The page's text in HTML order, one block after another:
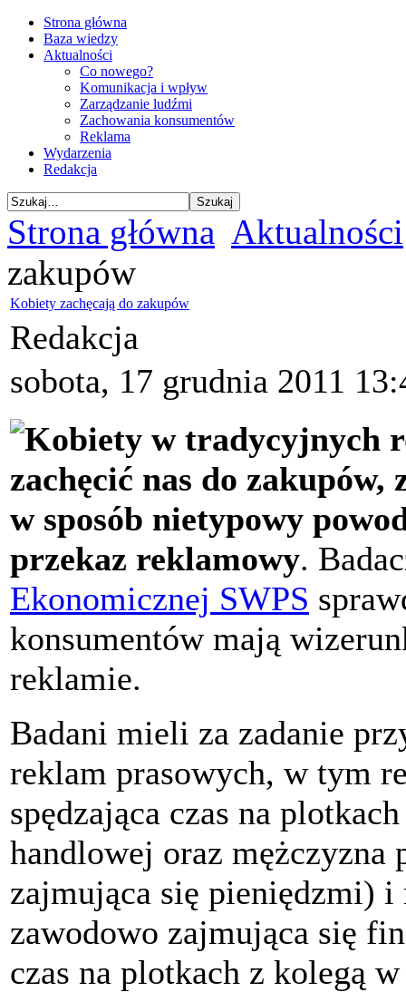
Strona główna
Baza wiedzy
Aktualności
Co nowego?
Komunikacja i wpływ
Zarządzanie ludźmi
Zachowania konsumentów
Reklama
Wydarzenia
Redakcja
Strona główna Aktualności
zakupów
Kobiety zachęcają do zakupów
Redakcja
sobota, 17 grudnia 2011
Kobiety w tradycyjnych
zachęcić nas do zakupów,
w sposób nietypowy
przekaz reklamowy.
Ekonomicznej SWPS
konsumentów mają
reklamie.
Badani mieli za zadanie
reklam prasowych, w tym
spędzająca czas na
handlowej oraz mężczyzna
zajmująca się pieniędzmi)
zawodowo zajmująca się
czas na plotkach z kolegą